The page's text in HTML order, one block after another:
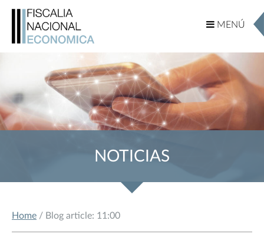
MENÚ
MENÚ
NOTICIAS
Home / Blog article: 11:00